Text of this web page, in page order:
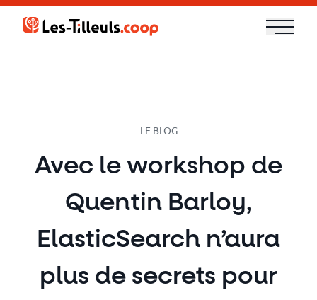
Aller
Formations
Cloud
DevOps
Technologies
LE BLOG
Avec le workshop de
Quentin Barloy,
ElasticSearch n’aura
plus de secrets pour